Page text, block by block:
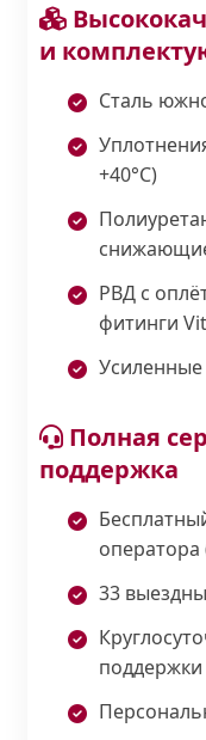
и
Сталь
+40°С)
РВД с
фитинги
Полная
поддержка
оператора
33
поддержки